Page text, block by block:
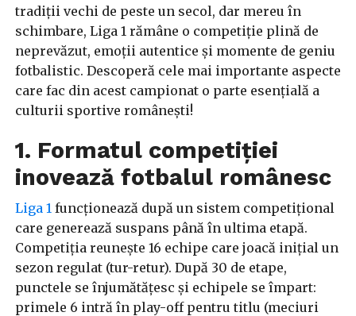
tradiții vechi de peste un secol, dar mereu în
schimbare, Liga 1 rămâne o competiție plină de
neprevăzut, emoții autentice și momente de geniu
fotbalistic. Descoperă cele mai importante aspecte
care fac din acest campionat o parte esențială a
culturii sportive românești!
1. Formatul competiției
inovează fotbalul românesc
Liga 1 funcționează după un sistem competițional
care generează suspans până în ultima etapă.
Competiția reunește 16 echipe care joacă inițial un
sezon regulat (tur-retur). După 30 de etape,
punctele se înjumătățesc și echipele se împart:
primele 6 intră în play-off pentru titlu (meciuri